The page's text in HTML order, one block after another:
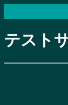
テスト